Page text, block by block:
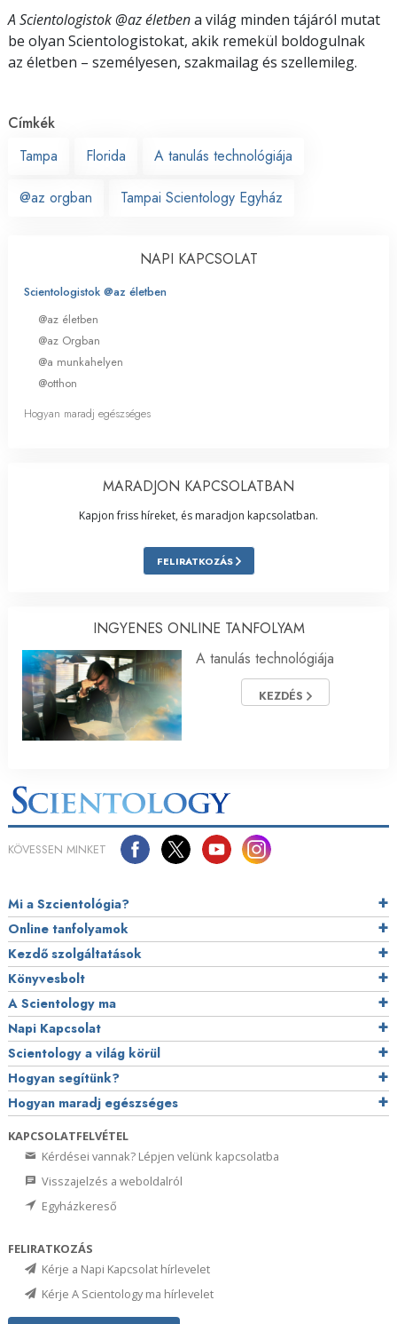
A Scientologistok @az életbena világ minden tájáról mutat
be olyan Scientologistokat, akik remekül boldogulnak
az életben – személyesen, szakmailag és szellemileg.
Címkék
Tampa
Florida A tanulás technológiája
@az orgban Tampai Scientology Egyház
NAPI KAPCSOLAT
Scientologistok @az életben
@az életben
@az Orgban
@a munkahelyen
@otthon
Hogyan maradj egészséges
MARADJON KAPCSOLATBAN
Kapjon friss híreket, és maradjon kapcsolatban.
FELIRATKOZÁS
INGYENES ONLINE TANFOLYAM
A tanulás technológiája
KEZDÉS
KÖVESSEN MINKET
Mi a Szcientológia?
Online tanfolyamok
Kezdő szolgáltatások
Könyvesbolt
A Scientology ma
Napi Kapcsolat
Scientology a világ körül
Hogyan segítünk?
Hogyan maradj egészséges
KAPCSOLATFELVÉTEL
Kérdései vannak? Lépjen velünk kapcsolatba
Visszajelzés a weboldalról
Egyházkereső
FELIRATKOZÁS
Kérje a Napi Kapcsolat hírlevelet
Kérje A Scientology ma hírlevelet